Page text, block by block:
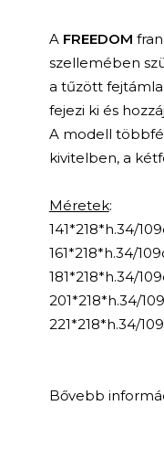
A FREEDOM
szellemében
a tűzött
fejezi ki és
A modell
kivitelben, a
Méretek:
141*218*h.34/
161*218*h.34/
181*218*h.34/
201*218*h.34/
221*218*h.34/
Bővebb